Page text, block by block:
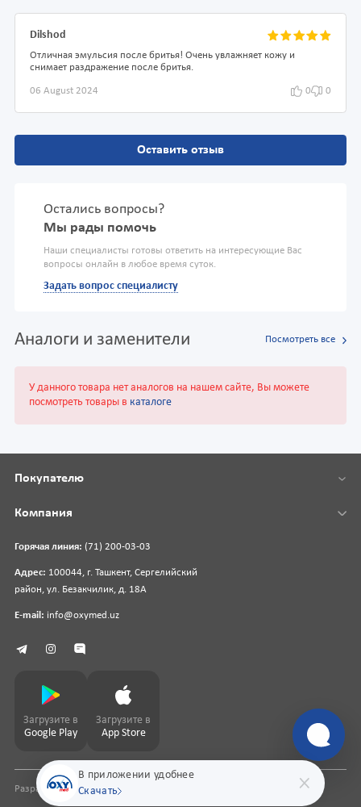
Dilshod
Отличная эмульсия после бритья! Очень увлажняет кожу и
снимает раздражение после бритья.
06 August 2024 0 0
Оставить отзыв
Остались вопросы?
Мы рады помочь
Наши специалисты готовы ответить на интересующие Вас
вопросы онлайн в любое время суток.
Задать вопрос специалисту
Аналоги и заменители Посмотреть все
У данного товара нет аналогов на нашем сайте, Вы можете
посмотреть товары в каталоге
В приложении удобнее
Скачать
Горячая линия: (71) 200-03-03
Адрес: 100044, г. Ташкент, Сергелийский
район, ул. Безакчилик, д. 18А
E-mail: info@oxymed.uz
Покупателю
Компания
Загрузите в
Google Play
Загрузите в
App Store
Разработка сайтаpharmit.uz